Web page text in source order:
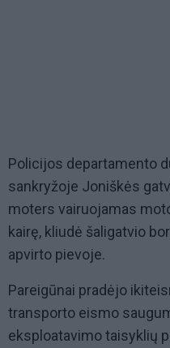
Policijos departamento
sankryžoje Joniškės
moters vairuojamas
kairę, kliudė šaligatvio
apvirto pievoje.
Pareigūnai pradėjo
transporto eismo
eksploatavimo taisyklių